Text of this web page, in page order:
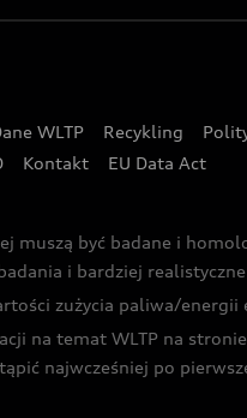
WLTP Recykling
Kontakt EU Data Act
być badane i
i bardziej
zużycia paliwa/energii
na temat WLTP na stronie
najwcześniej po